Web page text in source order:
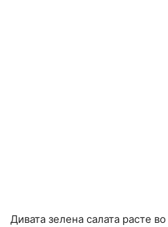
Дивата зелена салата расте